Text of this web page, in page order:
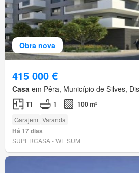
Obra nova
415 000 €
Casa em Pêra, Município de Silves,
T1 1 100 m²
Garajem Varanda
Há 17 dias
SUPERCASA - WE SUM